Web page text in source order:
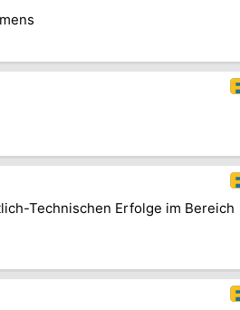
Technischen Erfolge im Bereich